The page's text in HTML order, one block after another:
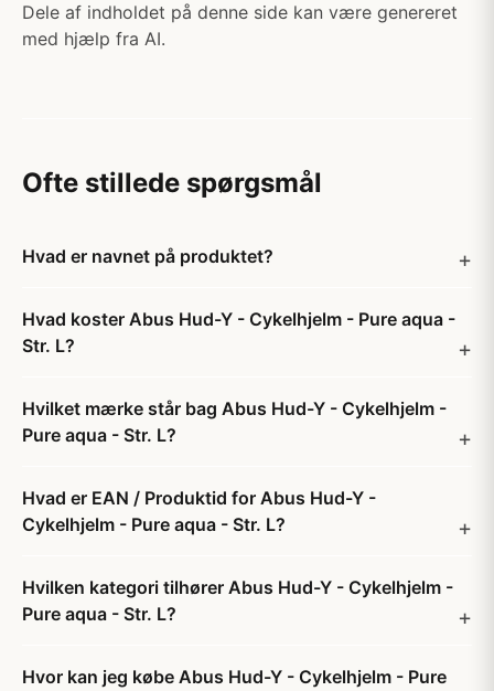
Dele af indholdet på denne side kan være genereret
med hjælp fra AI.
Ofte stillede spørgsmål
Hvad er navnet på produktet?
Hvad koster Abus Hud-Y - Cykelhjelm - Pure aqua -
Str. L?
Hvilket mærke står bag Abus Hud-Y - Cykelhjelm -
Pure aqua - Str. L?
Hvad er EAN / Produktid for Abus Hud-Y -
Cykelhjelm - Pure aqua - Str. L?
Hvilken kategori tilhører Abus Hud-Y - Cykelhjelm -
Pure aqua - Str. L?
Hvor kan jeg købe Abus Hud-Y - Cykelhjelm - Pure